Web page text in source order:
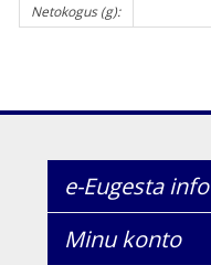
Netokogus (g):
e-Eugesta info
Minu konto